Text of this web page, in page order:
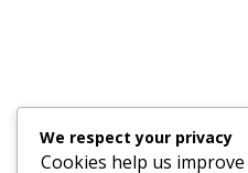
We respect your privacy
Cookies help us